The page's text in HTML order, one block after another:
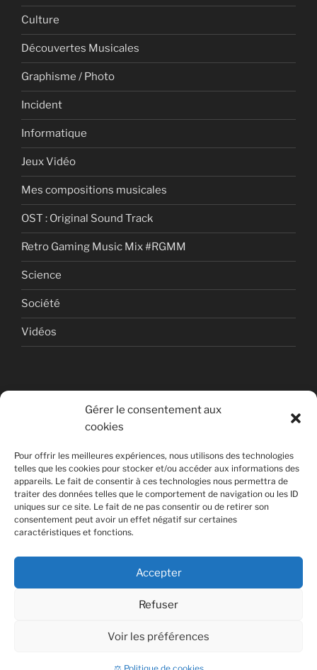
Gérer le consentement aux
cookies
Pour offrir les meilleures expériences, nous utilisons des technologies
telles que les cookies pour stocker et/ou accéder aux informations des
appareils. Le fait de consentir à ces technologies nous permettra de
traiter des données telles que le comportement de navigation ou les ID
uniques sur ce site. Le fait de ne pas consentir ou de retirer son
consentement peut avoir un effet négatif sur certaines
caractéristiques et fonctions.
Accepter
Refuser
Voir les préférences
Culture
Découvertes Musicales
Graphisme / Photo
Incident
Informatique
Jeux Vidéo
Mes compositions musicales
OST : Original Sound Track
Retro Gaming Music Mix #RGMM
Science
Société
Vidéos
© Copyright Quentin PETITEVILLE
France - 2008 - 2025
All Rights Reserved
Non affilié à la SACEM